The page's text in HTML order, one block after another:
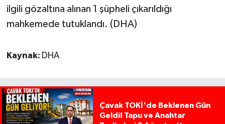
ilgili gözaltına alınan 1 şüpheli çıkarıldığı
mahkemede tutuklandı. (DHA)
Kaynak: DHA
Çavak TOKİ'de Beklenen Gün
Geldi! Tapu ve Anahtar